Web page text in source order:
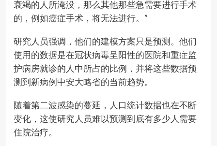
衰竭的人所淹没，那么其他那些急需要进行手术
的，例如癌症手术，将无法进行。”
研究人员强调，他们的建模方案只是预测。他们
使用的数据是在冠状病毒呈阳性的医院和重症监
护病房就诊的人中所占的比例，并将这些数据预
测到新病例中安大略省的当前趋势。
随着第二波感染的蔓延，人口统计数据也在不断
变化，这使研究人员难以预测到底有多少人需要
住院治疗。